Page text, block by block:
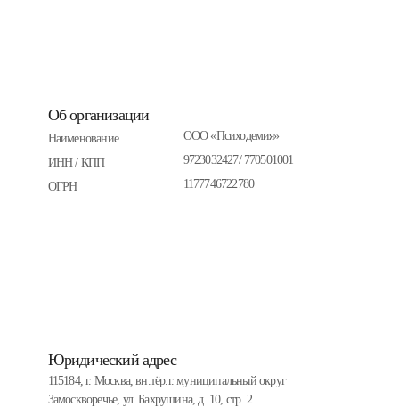
Об организации
Наименование
ООО «Психодемия»
ИНН / КПП
9723032427/ 770501001
ОГРН
1177746722780
Юридический адрес
115184, г. Москва, вн.тёр.г. муниципальный округ
Замоскворечье, ул. Бахрушина, д. 10, стр. 2